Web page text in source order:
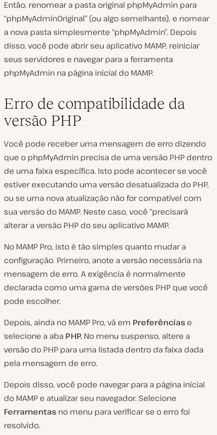
Então, renomear a pasta original phpMyAdmin para
“phpMyAdminOriginal” (ou algo semelhante), e nomear
a nova pasta simplesmente “phpMyAdmin”. Depois
disso, você pode abrir seu aplicativo MAMP, reiniciar
seus servidores e navegar para a ferramenta
phpMyAdmin na página inicial do MAMP.
Erro de compatibilidade da
versão PHP
Você pode receber uma mensagem de erro dizendo
que o phpMyAdmin precisa de uma versão PHP dentro
de uma faixa específica. Isto pode acontecer se você
estiver executando uma versão desatualizada do PHP,
ou se uma nova atualização não for compatível com
sua versão do MAMP. Neste caso, você “precisará
alterar a versão PHP do seu aplicativo MAMP.
No MAMP Pro, isto é tão simples quanto mudar a
configuração. Primeiro, anote a versão necessária na
mensagem de erro. A exigência é normalmente
declarada como uma gama de versões PHP que você
pode escolher.
Depois, ainda no MAMP Pro, vá em Preferências e
selecione a aba PHP. No menu suspenso, altere a
versão do PHP para uma listada dentro da faixa dada
pela mensagem de erro.
Depois disso, você pode navegar para a página inicial
do MAMP e atualizar seu navegador. Selecione
Ferramentas no menu para verificar se o erro foi
resolvido.